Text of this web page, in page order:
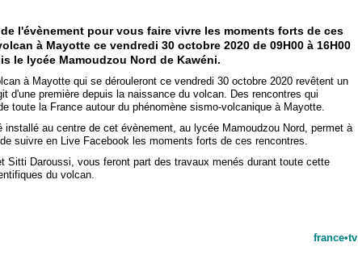
l'évènement pour vous faire vivre les moments forts de ces
à Mayotte ce vendredi 30 octobre 2020 de 09H00 à 16H00
le lycée Mamoudzou Nord de Kawéni.
à Mayotte qui se dérouleront ce vendredi 30 octobre 2020 revêtent un
d'une première depuis la naissance du volcan. Des rencontres qui
toute la France autour du phénomène sismo-volcanique à Mayotte.
installé au centre de cet évènement, au lycée Mamoudzou Nord, permet à
suivre en Live Facebook les moments forts de ces rencontres.
Sitti Daroussi, vous feront part des travaux menés durant toute cette
du volcan.
france•tv